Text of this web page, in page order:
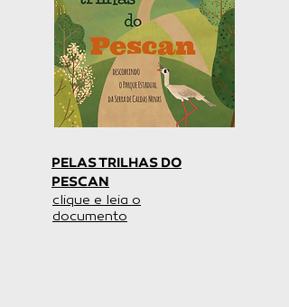
PELAS TRILHAS DO
PESCAN
clique e leia o
documento